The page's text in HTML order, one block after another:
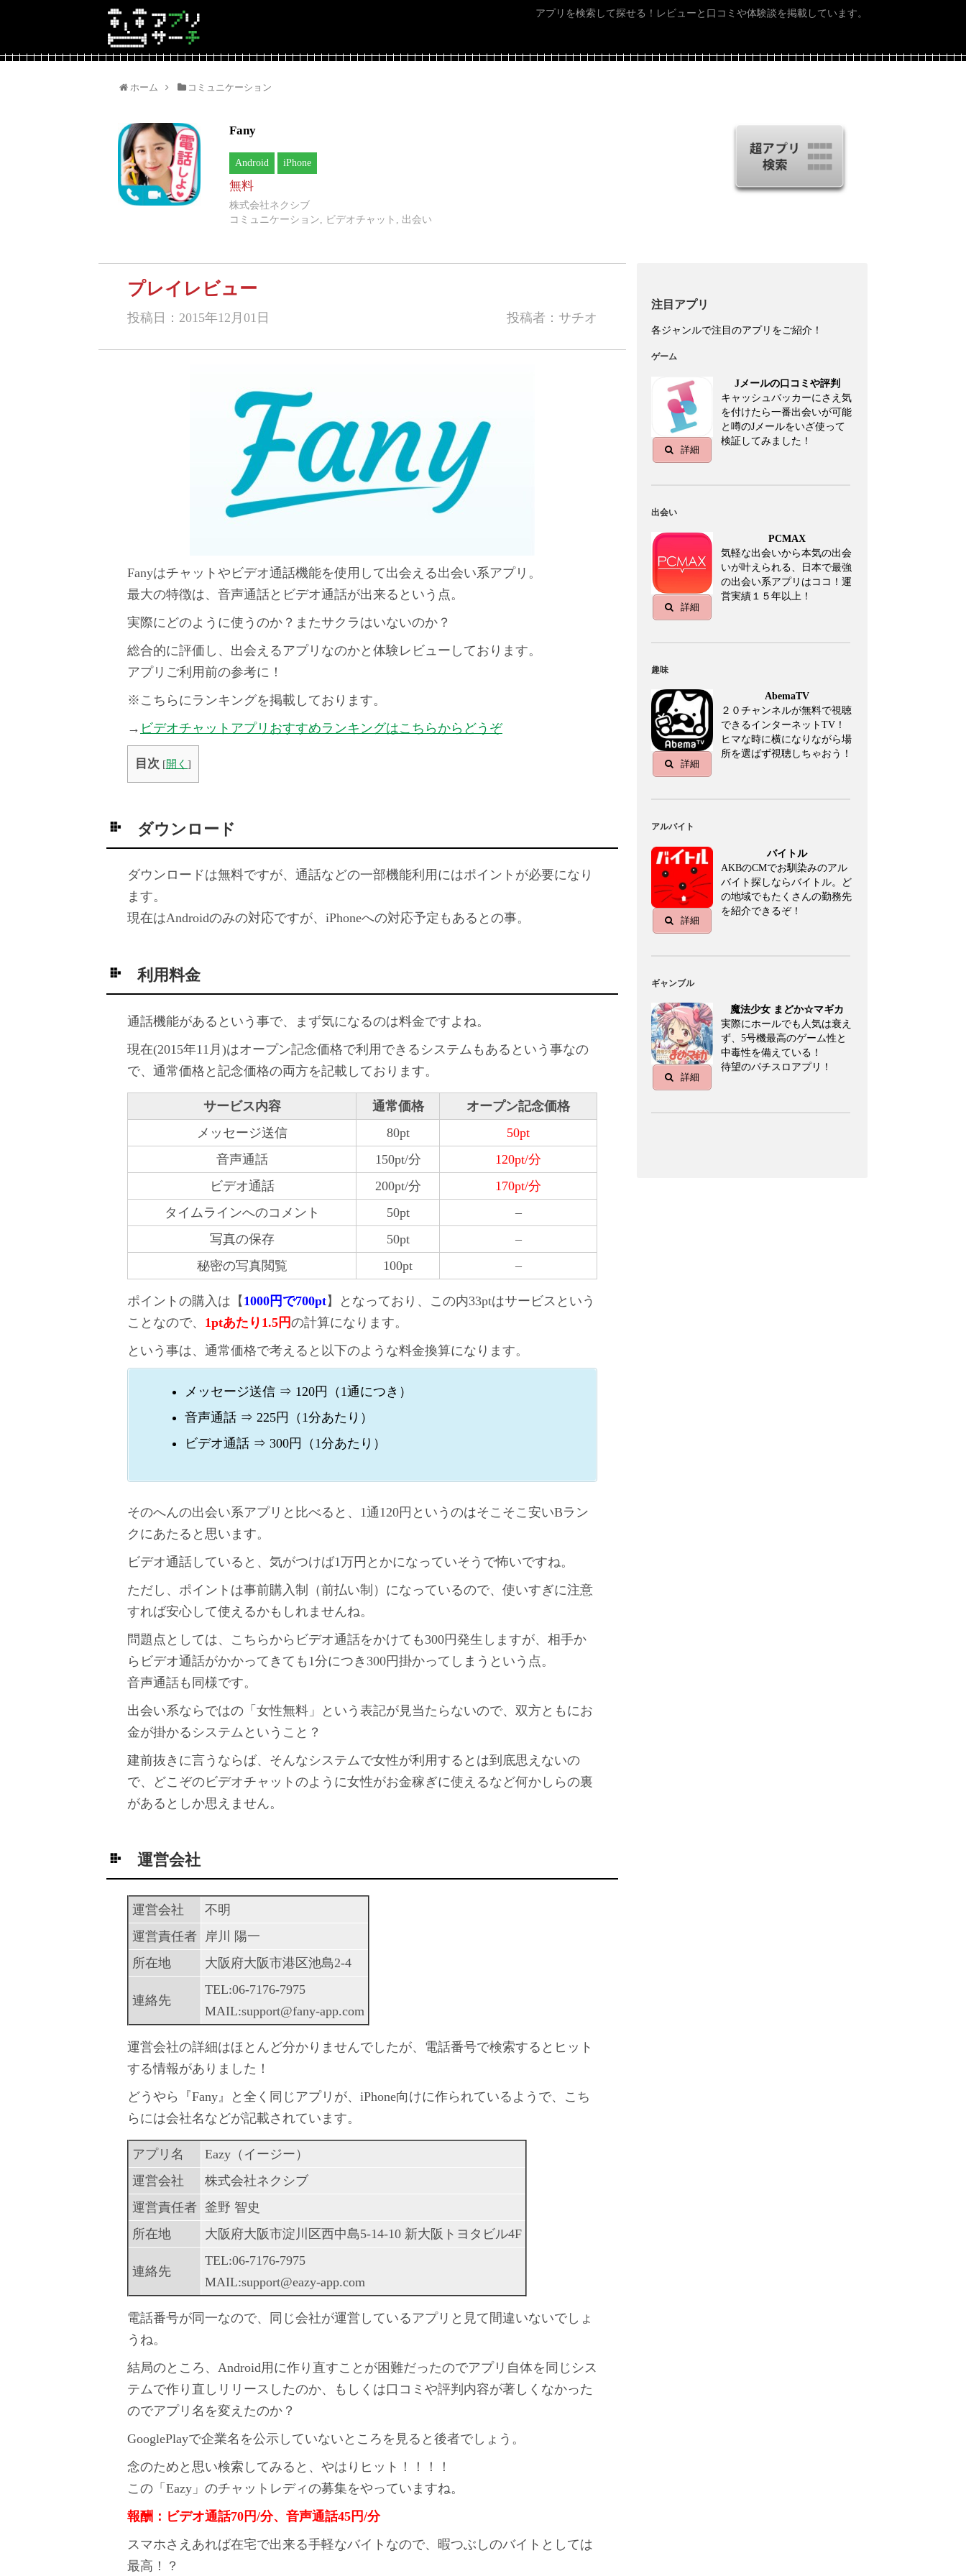
アプリを検索して探せる！レビューと口コミや体験談を掲載しています。
ホーム コミュニケーション
Fany
Android iPhone
無料
株式会社ネクシブ
コミュニケーション, ビデオチャット, 出会い
プレイレビュー
投稿日：2015年12月01日 投稿者：サチオ
Fanyはチャットやビデオ通話機能を使用して出会える出会い系アプリ。
最大の特徴は、音声通話とビデオ通話が出来るという点。
実際にどのように使うのか？またサクラはいないのか？
総合的に評価し、出会えるアプリなのかと体験レビューしております。
アプリご利用前の参考に！
※こちらにランキングを掲載しております。
→ ビデオチャットアプリおすすめランキングはこちらからどうぞ
目次 [開く ]
ダウンロード
ダウンロードは無料ですが、通話などの一部機能利用にはポイントが必要になり
ます。
現在はAndroidのみの対応ですが、iPhoneへの対応予定もあるとの事。
利用料金
通話機能があるという事で、まず気になるのは料金ですよね。
現在(2015年11月)はオープン記念価格で利用できるシステムもあるという事なの
で、通常価格と記念価格の両方を記載しております。
サービス内容 通常価格
オープン記念価格
メッセージ送信
80pt
50pt
音声通話
150pt/分
120pt/分
ビデオ通話
200pt/分
170pt/分
タイムラインへのコメント
50pt
–
写真の保存
50pt
–
秘密の写真閲覧
100pt –
ポイントの購入は【 1000円で700pt】となっており、この内33ptはサービスという
ことなので、 1ptあたり1.5円の計算になります。
という事は、通常価格で考えると以下のような料金換算になります。
メッセージ送信 ⇒ 120円（1通につき）
音声通話 ⇒ 225円（1分あたり）
ビデオ通話 ⇒ 300円（1分あたり）
そのへんの出会い系アプリと比べると、1通120円というのはそこそこ安いBラン
クにあたると思います。
ビデオ通話していると、気がつけば1万円とかになっていそうで怖いですね。
ただし、ポイントは事前購入制（前払い制）になっているので、使いすぎに注意
すれば安心して使えるかもしれませんね。
問題点としては、こちらからビデオ通話をかけても300円発生しますが、相手か
らビデオ通話がかかってきても1分につき300円掛かってしまうという点。
音声通話も同様です。
出会い系ならではの「女性無料」という表記が見当たらないので、双方ともにお
金が掛かるシステムということ？
建前抜きに言うならば、そんなシステムで女性が利用するとは到底思えないの
で、どこぞのビデオチャットのように女性がお金稼ぎに使えるなど何かしらの裏
があるとしか思えません。
運営会社
運営会社
不明
運営責任者
岸川 陽一
所在地
大阪府大阪市港区池島2-4
連絡先
TEL:06-7176-7975
MAIL:support@fany-app.com
運営会社の詳細はほとんど分かりませんでしたが、電話番号で検索するとヒット
する情報がありました！
どうやら『Fany』と全く同じアプリが、iPhone向けに作られているようで、こち
らには会社名などが記載されています。
アプリ名
Eazy（イージー）
運営会社
株式会社ネクシブ
運営責任者 釜野 智史
所在地
大阪府大阪市淀川区西中島5-14-10 新大阪トヨタビル4F
連絡先
TEL:06-7176-7975
MAIL:support@eazy-app.com
電話番号が同一なので、同じ会社が運営しているアプリと見て間違いないでしょ
うね。
結局のところ、Android用に作り直すことが困難だったのでアプリ自体を同じシス
テムで作り直しリリースしたのか、もしくは口コミや評判内容が著しくなかった
のでアプリ名を変えたのか？
GooglePlayで企業名を公示していないところを見ると後者でしょう。
念のためと思い検索してみると、やはりヒット！！！！
この「Eazy」のチャットレディの募集をやっていますね。
報酬：ビデオ通話70円/分、音声通話45円/分
スマホさえあれば在宅で出来る手軽なバイトなので、暇つぶしのバイトとしては
最高！？
注目アプリ
各ジャンルで注目のアプリをご紹介！
ゲーム
詳細
Jメールの口コミや評判
キャッシュバッカーにさえ気
を付けたら一番出会いが可能
と噂のJメールをいざ使って
検証してみました！
出会い
詳細
PCMAX
気軽な出会いから本気の出会
いが叶えられる、日本で最強
の出会い系アプリはココ！運
営実績１５年以上！
趣味
詳細
AbemaTV
２０チャンネルが無料で視聴
できるインターネットTV！
ヒマな時に横になりながら場
所を選ばず視聴しちゃおう！
アルバイト
詳細
バイトル
AKBのCMでお馴染みのアル
バイト探しならバイトル。ど
の地域でもたくさんの勤務先
を紹介できるぞ！
ギャンブル
詳細
魔法少女 まどか☆マギカ
実際にホールでも人気は衰え
ず、5号機最高のゲーム性と
中毒性を備えている！
待望のパチスロアプリ！